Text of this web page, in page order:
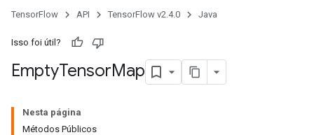
TensorFlow API TensorFlow v2.4.0 Java
Isso foi útil?
EmptyTensorMap
Nesta página
Métodos Públicos